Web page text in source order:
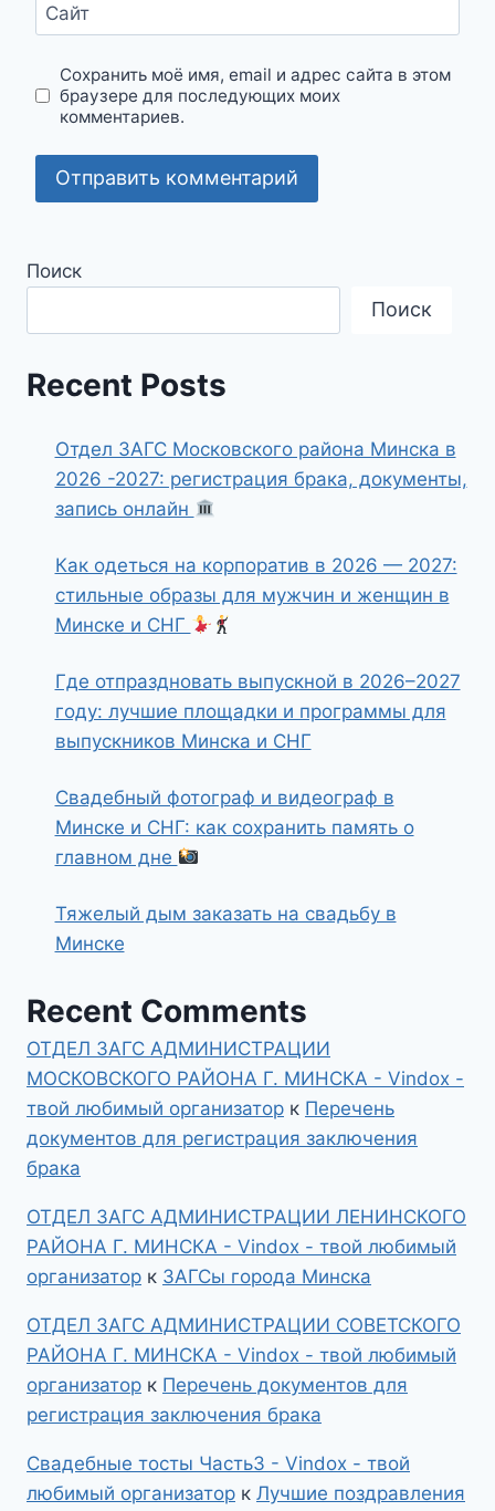
Сайт
Сохранить моё имя, email и адрес сайта в этом
браузере для последующих моих
комментариев.
Поиск
Поиск
Recent Posts
Отдел ЗАГС Московского района Минска в
2026 -2027: регистрация брака, документы,
запись онлайн
Как одеться на корпоратив в 2026 — 2027:
стильные образы для мужчин и женщин в
Минске и СНГ
Где отпраздновать выпускной в 2026–2027
году: лучшие площадки и программы для
выпускников Минска и СНГ
Свадебный фотограф и видеограф в
Минске и СНГ: как сохранить память о
главном дне
Тяжелый дым заказать на свадьбу в
Минске
Recent Comments
ОТДЕЛ ЗАГС АДМИНИСТРАЦИИ
МОСКОВСКОГО РАЙОНА Г. МИНСКА - Vindox -
твой любимый организатор к Перечень
документов для регистрация заключения
брака
ОТДЕЛ ЗАГС АДМИНИСТРАЦИИ ЛЕНИНСКОГО
РАЙОНА Г. МИНСКА - Vindox - твой любимый
организатор к ЗАГСы города Минска
ОТДЕЛ ЗАГС АДМИНИСТРАЦИИ СОВЕТСКОГО
РАЙОНА Г. МИНСКА - Vindox - твой любимый
организатор к Перечень документов для
регистрация заключения брака
Свадебные тосты Часть3 - Vindox - твой
любимый организатор к Лучшие поздравления